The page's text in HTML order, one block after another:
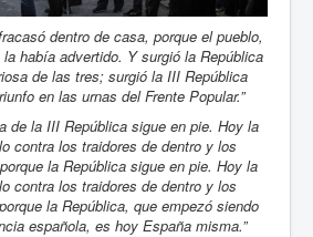
dentro de casa, porque el pueblo,
había advertido. Y surgió la República
de las tres; surgió la III República
en las urnas del Frente Popular.”
de la III República sigue en pie. Hoy la
contra los traidores de dentro y los
la República sigue en pie. Hoy la
contra los traidores de dentro y los
la República, que empezó siendo
española, es hoy España misma.”